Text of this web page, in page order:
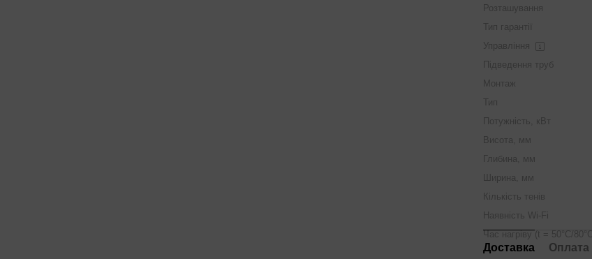
Розташування
Тип гарантії
Управління
Підведення труб
Монтаж
Тип
Потужність, кВт
Висота, мм
Глибина, мм
Ширина, мм
Кількість тенів
Наявність Wi-Fi
Час нагріву (t = 50°С/
Доставка Оплата